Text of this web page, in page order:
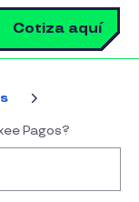
Cotiza aquí
Pagos?